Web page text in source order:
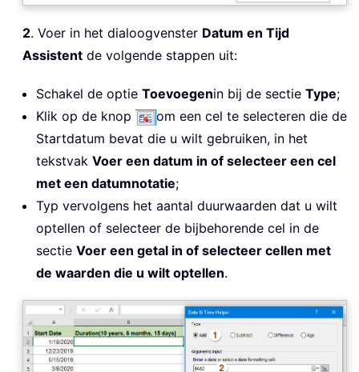
2. Voer in het dialoogvenster Datum en Tijd
Assistent de volgende stappen uit:
Schakel de optie Toevoegenin bij de sectie Type;
Klik op de knop
om een cel te selecteren die de
Startdatum bevat die u wilt gebruiken, in het
tekstvak Voer een datum in of selecteer een cel
met een datumnotatie;
Typ vervolgens het aantal duurwaarden dat u wilt
optellen of selecteer de bijbehorende cel in de
sectie Voer een getal in of selecteer cellen met
de waarden die u wilt optellen.